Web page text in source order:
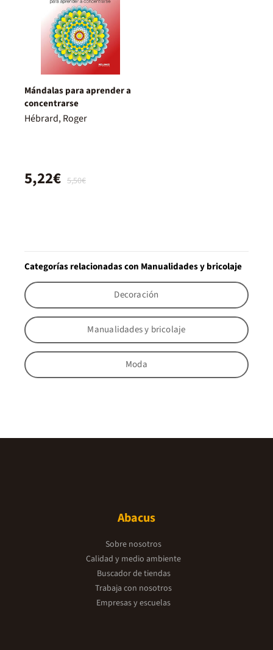
Mándalas para aprender a
concentrarse
Hébrard, Roger
5,50€
5,22€
Categorías relacionadas con Manualidades y bricolaje
Decoración
Manualidades y bricolaje
Moda
Abacus
Sobre nosotros
Calidad y medio ambiente
Buscador de tiendas
Trabaja con nosotros
Empresas y escuelas